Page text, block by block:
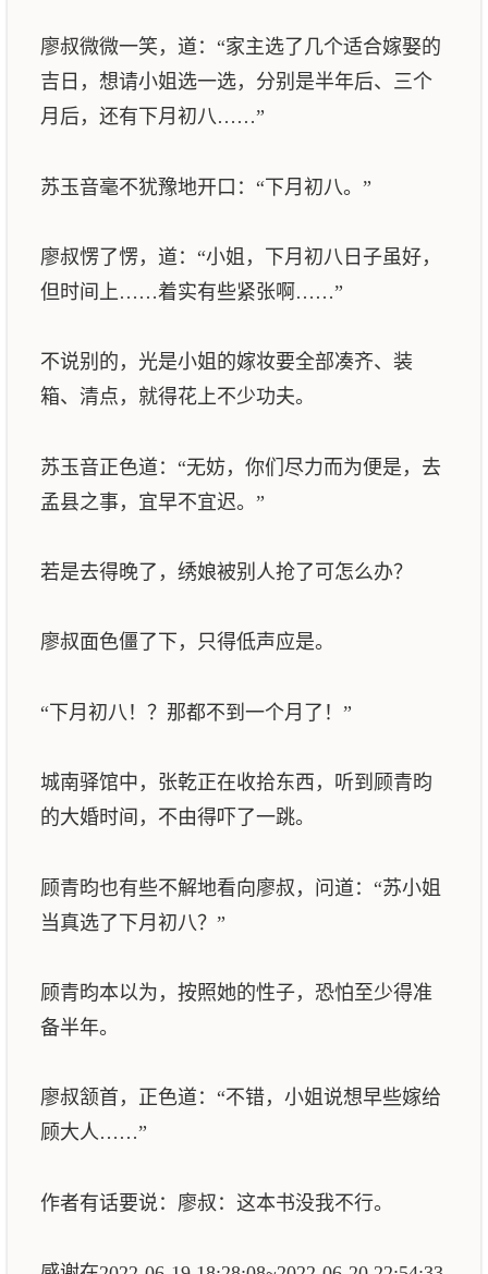
廖叔微微一笑，道：“家主选了几个适合嫁娶的
吉日，想请小姐选一选，分别是半年后、三个
月后，还有下月初八……”
苏玉音毫不犹豫地开口：“下月初八。”
廖叔愣了愣，道：“小姐，下月初八日子虽好，
但时间上……着实有些紧张啊……”
不说别的，光是小姐的嫁妆要全部凑齐、装
箱、清点，就得花上不少功夫。
苏玉音正色道：“无妨，你们尽力而为便是，去
孟县之事，宜早不宜迟。”
若是去得晚了，绣娘被别人抢了可怎么办？
廖叔面色僵了下，只得低声应是。
“下月初八！？那都不到一个月了！”
城南驿馆中，张乾正在收拾东西，听到顾青昀
的大婚时间，不由得吓了一跳。
顾青昀也有些不解地看向廖叔，问道：“苏小姐
当真选了下月初八？”
顾青昀本以为，按照她的性子，恐怕至少得准
备半年。
廖叔颔首，正色道：“不错，小姐说想早些嫁给
顾大人……”
作者有话要说：廖叔：这本书没我不行。